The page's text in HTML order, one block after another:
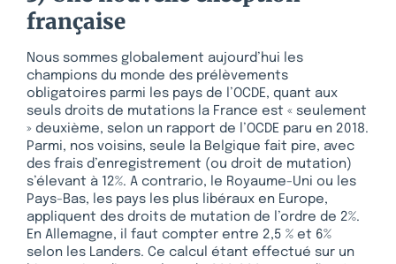
française
Nous sommes globalement aujourd’hui les
champions du monde des prélèvements
obligatoires parmi les pays de l’OCDE, quant aux
seuls droits de mutations la France est « seulement
» deuxième, selon un rapport de l’OCDE paru en 2018.
Parmi, nos voisins, seule la Belgique fait pire, avec
des frais d’enregistrement (ou droit de mutation)
s’élevant à 12%. A contrario, le Royaume-Uni ou les
Pays-Bas, les pays les plus libéraux en Europe,
appliquent des droits de mutation de l’ordre de 2%.
En Allemagne, il faut compter entre 2,5 % et 6%
selon les Landers. Ce calcul étant effectué sur un